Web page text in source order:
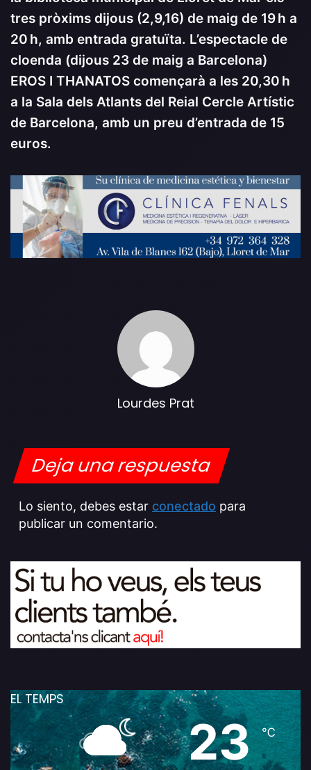
tres pròxims dijous (2,9,16) de maig de 19 h a
20 h, amb entrada gratuïta. L’espectacle de
cloenda (dijous 23 de maig a Barcelona)
EROS I THANATOS començarà a les 20,30 h
a la Sala dels Atlants del Reial Cercle Artístic
de Barcelona, amb un preu d’entrada de 15
euros.
Lourdes Prat
Deja una respuesta
Lo siento, debes estar conectado para
publicar un comentario.
EL TEMPS
23℃